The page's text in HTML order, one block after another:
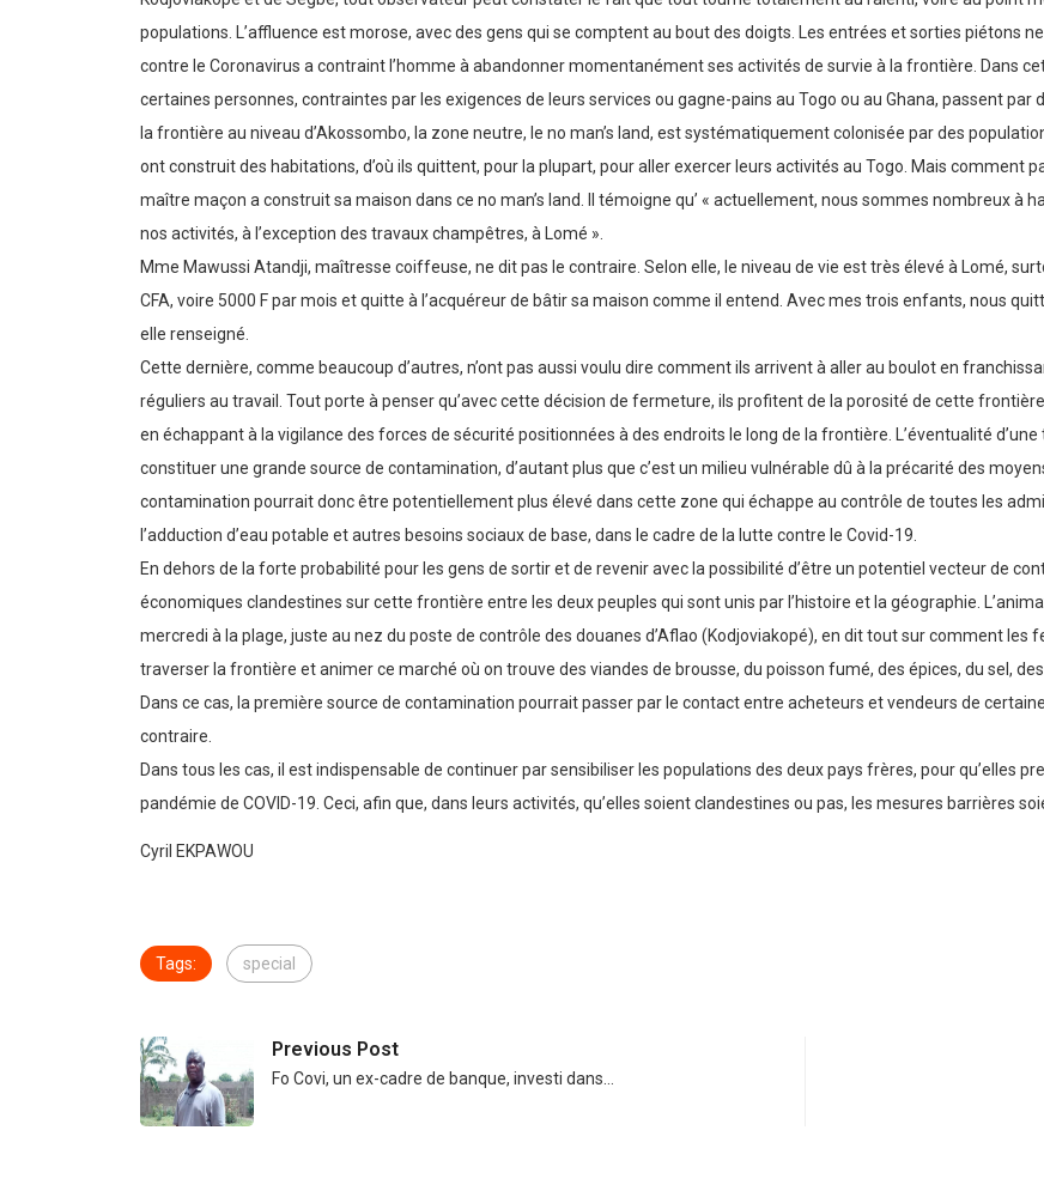
populations. L’affluence est morose, avec des gens qui se comptent au bout des doigts. Les entrées et sorties piétons
contre le Coronavirus a contraint l’homme à abandonner momentanément ses activités de survie à la frontière. Dans
certaines personnes, contraintes par les exigences de leurs services ou gagne-pains au Togo ou au Ghana, passent
la frontière au niveau d’Akossombo, la zone neutre, le no man’s land, est systématiquement colonisée par des
ont construit des habitations, d’où ils quittent, pour la plupart, pour aller exercer leurs activités au Togo. Mais comment
maître maçon a construit sa maison dans ce no man’s land. Il témoigne qu’ « actuellement, nous sommes nombreux
nos activités, à l’exception des travaux champêtres, à Lomé ».
Mme Mawussi Atandji, maîtresse coiffeuse, ne dit pas le contraire. Selon elle, le niveau de vie est très élevé à Lomé,
CFA, voire 5000 F par mois et quitte à l’acquéreur de bâtir sa maison comme il entend. Avec mes trois enfants, nous
elle renseigné.
Cette dernière, comme beaucoup d’autres, n’ont pas aussi voulu dire comment ils arrivent à aller au boulot en
réguliers au travail. Tout porte à penser qu’avec cette décision de fermeture, ils profitent de la porosité de cette
en échappant à la vigilance des forces de sécurité positionnées à des endroits le long de la frontière. L’éventualité
constituer une grande source de contamination, d’autant plus que c’est un milieu vulnérable dû à la précarité des
contamination pourrait donc être potentiellement plus élevé dans cette zone qui échappe au contrôle de toutes les
l’adduction d’eau potable et autres besoins sociaux de base, dans le cadre de la lutte contre le Covid-19.
En dehors de la forte probabilité pour les gens de sortir et de revenir avec la possibilité d’être un potentiel vecteur de
économiques clandestines sur cette frontière entre les deux peuples qui sont unis par l’histoire et la géographie.
mercredi à la plage, juste au nez du poste de contrôle des douanes d’Aflao (Kodjoviakopé), en dit tout sur comment les
traverser la frontière et animer ce marché où on trouve des viandes de brousse, du poisson fumé, des épices, du sel,
Dans ce cas, la première source de contamination pourrait passer par le contact entre acheteurs et vendeurs de
contraire.
Dans tous les cas, il est indispensable de continuer par sensibiliser les populations des deux pays frères, pour qu’elles
pandémie de COVID-19. Ceci, afin que, dans leurs activités, qu’elles soient clandestines ou pas, les mesures barrières
Cyril EKPAWOU
Tags: special
Previous Post
Fo Covi, un ex-cadre de banque, investi dans…